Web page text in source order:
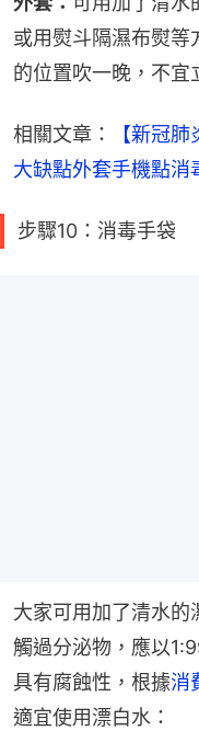
或用熨斗隔濕布熨等
的位置吹一晚，不宜
相關文章：
【新冠
大缺點外套手機點消
步驟10：消毒手袋
大家可用加了清水的
觸過分泌物，應以
具有腐蝕性，根據消
適宜使用漂白水：